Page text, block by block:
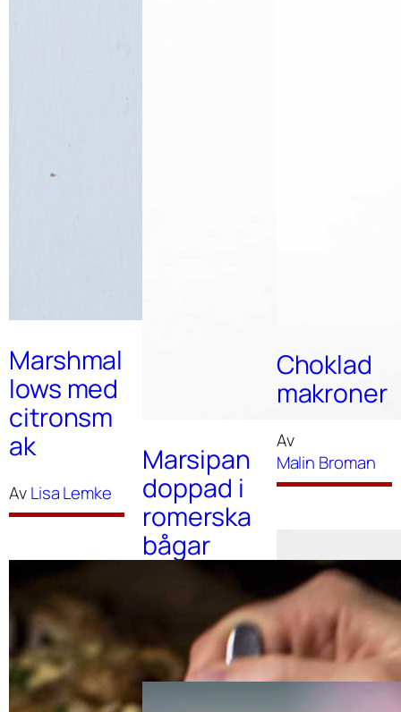
Marshmal
lows med
citronsm
ak
AvLisa Lemke
Marsipan
doppad i
romerska
bågar
Malin Broman
Choklad
makroner
Av
Malin Broman